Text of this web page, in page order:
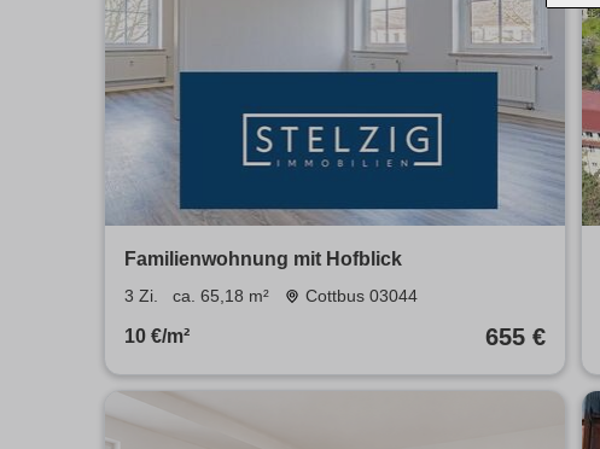
Familienwohnung mit Hofblick
3 Zi. ca. 65,18 m² Cottbus 03044
10 €/m² 655 €